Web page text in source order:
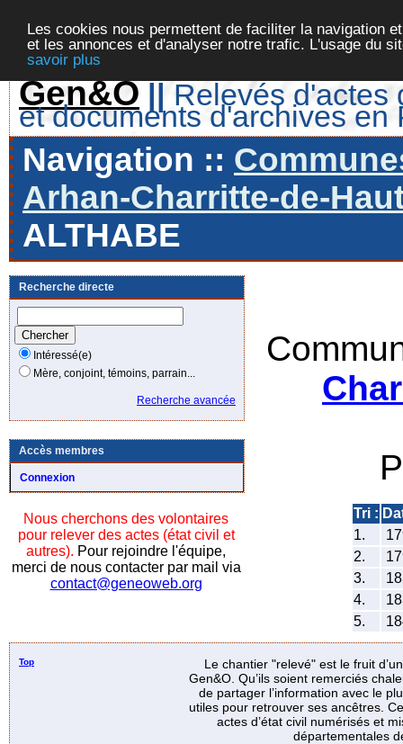
Les cookies nous permettent de faciliter la navigation
et les annonces et d'analyser notre trafic. L'usage du
savoir plus
Gen&O || Relevés d'actes
et documents d'archives en
Navigation ::
Arhan-Charritte-de-
ALTHABE
Recherche directe
Intéressé(e)
Mère, conjoint, témoins, parrain...
Recherche avancée
Accès membres
Connexion
Nous cherchons des volontaires
pour relever des actes (état civil et
autres). Pour rejoindre l'équipe,
merci de nous contacter par mail via
contact@geneoweb.org
Tri :
1.
2.
3.
4.
5.
Top
Le chantier "relevé" est le fruit
Gen&O. Qu’ils soient remerciés
de partager l’information avec le
utiles pour retrouver ses ancêtres.
actes d’état civil numérisés et
départementales